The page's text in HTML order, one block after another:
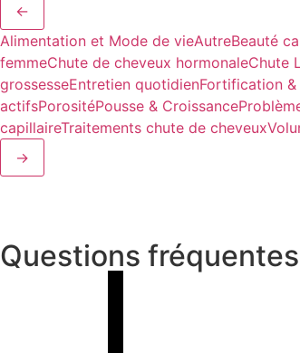
←
Alimentation et Mode de vieAutreBeauté
femmeChute de cheveux hormonaleChute
grossesseEntretien quotidienFortification &
actifsPorositéPousse & Croissance
capillaireTraitements chute de cheveux
→
Questions fréquentes